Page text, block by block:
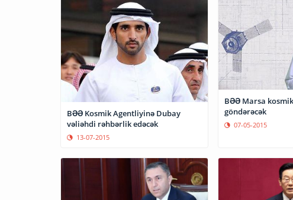
BƏƏ Kosmik Agentliyinə Dubay
vəliəhdi rəhbərlik edəcək
13-07-2015
BƏƏ Marsa
göndərəcək
07-05-2015